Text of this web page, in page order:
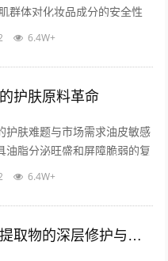
群体对化妆品成分的安全性
，敏感肌角质层薄弱、屏障功
6.4W+
护肤原料革命
护肤难题与市场需求油皮敏感
油脂分泌旺盛和屏障脆弱的复
肤对外界刺激极为敏感，容
6.4W+
敏感肌补水新突破，白细胞提取物的深层修护与长效保湿奥秘